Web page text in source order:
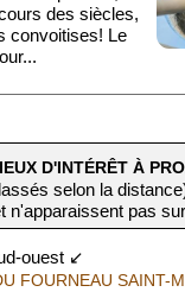
des siècles,
convoitises! Le
D'INTÉRÊT À
selon la
n'apparaissent pas
ouest ↙
FOURNEAU SAINT-